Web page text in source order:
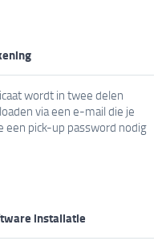
wordt in twee delen
via een e-mail die je
een pick-up password nodig
installatie